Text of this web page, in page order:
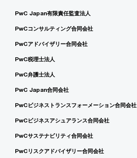
PwC Japan有限責任監査法人
PwCコンサルティング合同会社
PwCアドバイザリー合同会社
PwC税理士法人
PwC弁護士法人
PwC Japan合同会社
PwCビジネストランスフォーメーション合同会社
PwCビジネスアシュアランス合同会社
PwCサステナビリティ合同会社
PwCリスクアドバイザリー合同会社